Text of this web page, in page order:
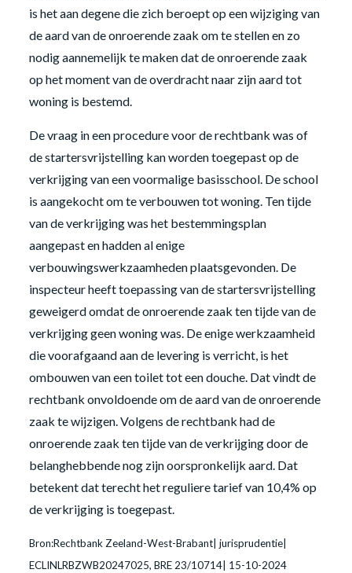
is het aan degene die zich beroept op een wijziging van
de aard van de onroerende zaak om te stellen en zo
nodig aannemelijk te maken dat de onroerende zaak
op het moment van de overdracht naar zijn aard tot
woning is bestemd.
De vraag in een procedure voor de rechtbank was of
de startersvrijstelling kan worden toegepast op de
verkrijging van een voormalige basisschool. De school
is aangekocht om te verbouwen tot woning. Ten tijde
van de verkrijging was het bestemmingsplan
aangepast en hadden al enige
verbouwingswerkzaamheden plaatsgevonden. De
inspecteur heeft toepassing van de startersvrijstelling
geweigerd omdat de onroerende zaak ten tijde van de
verkrijging geen woning was. De enige werkzaamheid
die voorafgaand aan de levering is verricht, is het
ombouwen van een toilet tot een douche. Dat vindt de
rechtbank onvoldoende om de aard van de onroerende
zaak te wijzigen. Volgens de rechtbank had de
onroerende zaak ten tijde van de verkrijging door de
belanghebbende nog zijn oorspronkelijk aard. Dat
betekent dat terecht het reguliere tarief van 10,4% op
de verkrijging is toegepast.
Bron:Rechtbank Zeeland-West-Brabant| jurisprudentie|
ECLINLRBZWB20247025, BRE 23/10714| 15-10-2024